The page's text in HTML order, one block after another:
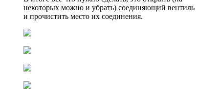
некоторых можно и убрать) соединяющий вентиль
и прочистить место их соединения.